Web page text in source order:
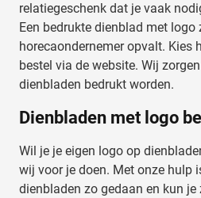
relatiegeschenk dat je vaak
Een bedrukte dienblad met
horecaondernemer opvalt. Kies
bestel via de website. Wij
dienbladen bedrukt worden.
Dienbladen met logo
Wil je je eigen logo op
wij voor je doen. Met onze hulp
dienbladen zo gedaan en kun je